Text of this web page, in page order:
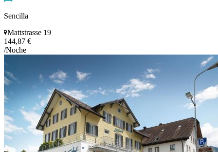
Sencilla
Mattstrasse 19
144,87 €
/Noche